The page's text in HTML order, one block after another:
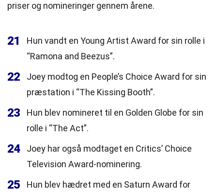
priser og nomineringer gennem årene.
21
Hun vandt en Young Artist Award for sin rolle i
“Ramona and Beezus”.
22
Joey modtog en People’s Choice Award for sin
præstation i “The Kissing Booth”.
23
Hun blev nomineret til en Golden Globe for sin
rolle i “The Act”.
24
Joey har også modtaget en Critics’ Choice
Television Award-nominering.
25
Hun blev hædret med en Saturn Award for